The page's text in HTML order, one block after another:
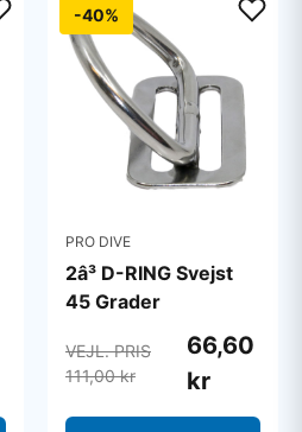
-40%
PRO DIVE
2â³ D-RING Svejst
45 Grader
VEJL. PRIS
111,00 kr
66,60
kr